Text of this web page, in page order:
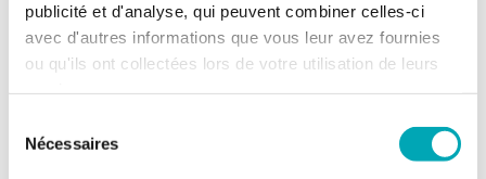
publicité et d'analyse, qui peuvent combiner celles-ci
avec d'autres informations que vous leur avez fournies
ou qu'ils ont collectées lors de votre utilisation de leurs
Nécessaires
OBTENIR MON MAGIC PASS